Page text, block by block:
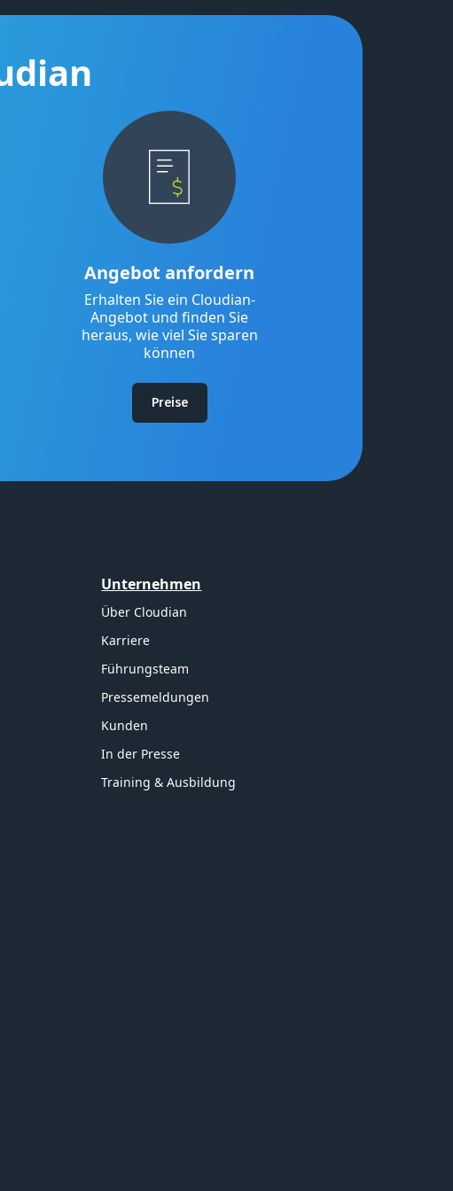
Angebot anfordern
Erhalten Sie ein Cloudian-
Angebot und finden Sie
heraus, wie viel Sie sparen
können
Preise
Unternehmen
Über Cloudian
Karriere
Führungsteam
Pressemeldungen
Kunden
In der Presse
Training & Ausbildung